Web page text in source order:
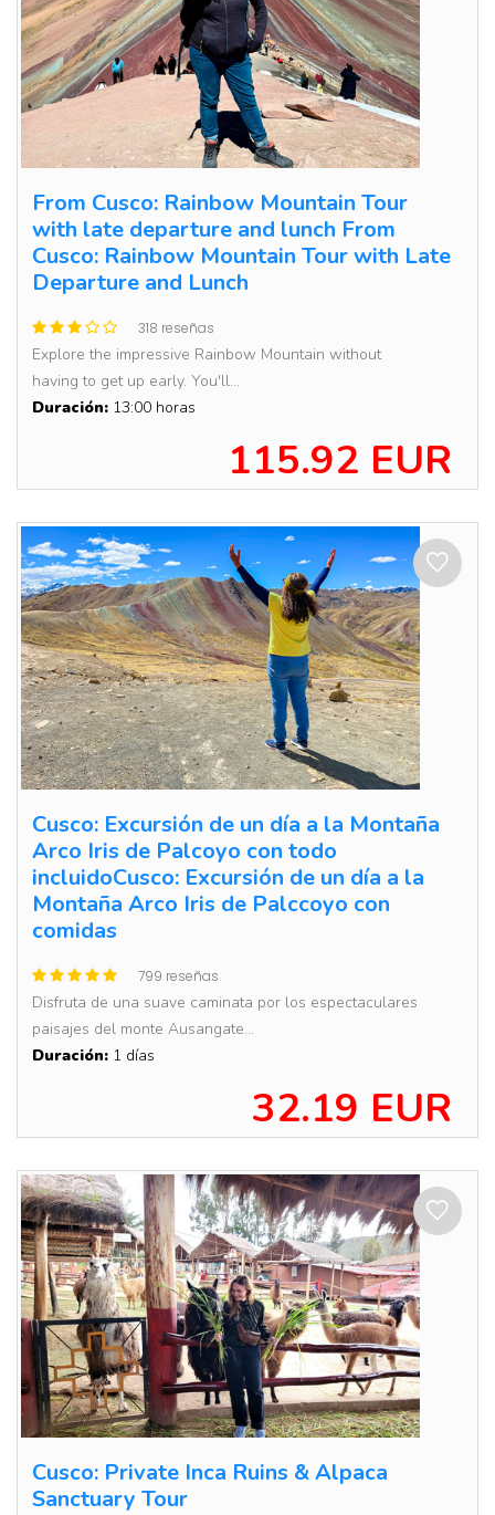
From Cusco: Rainbow Mountain Tour
with late departure and lunch From
Cusco: Rainbow Mountain Tour with Late
Departure and Lunch
318 reseñas
Explore the impressive Rainbow Mountain without
having to get up early. You'll...
Duración: 13:00 horas
115.92 EUR
Cusco: Excursión de un día a la Montaña
Arco Iris de Palcoyo con todo
incluidoCusco: Excursión de un día a la
Montaña Arco Iris de Palccoyo con
comidas
799 reseñas
Disfruta de una suave caminata por los espectaculares
paisajes del monte Ausangate...
Duración: 1 días
32.19 EUR
Cusco: Private Inca Ruins & Alpaca
Sanctuary Tour